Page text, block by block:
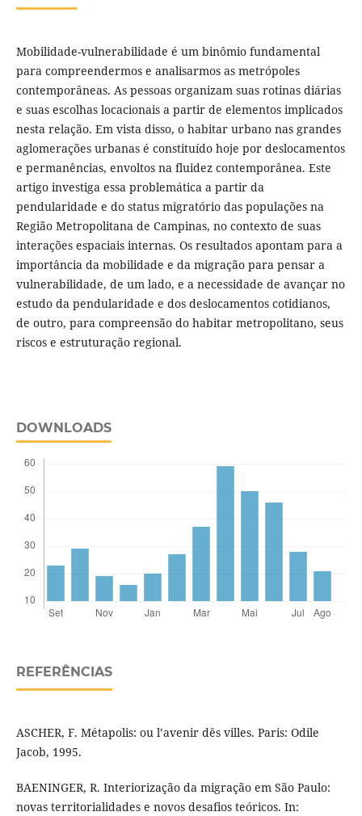
Mobilidade-vulnerabilidade é um binômio fundamental
para compreendermos e analisarmos as metrópoles
contemporâneas. As pessoas organizam suas rotinas diárias
e suas escolhas locacionais a partir de elementos implicados
nesta relação. Em vista disso, o habitar urbano nas grandes
aglomerações urbanas é constituído hoje por deslocamentos
e permanências, envoltos na fluidez contemporânea. Este
artigo investiga essa problemática a partir da
pendularidade e do status migratório das populações na
Região Metropolitana de Campinas, no contexto de suas
interações espaciais internas. Os resultados apontam para a
importância da mobilidade e da migração para pensar a
vulnerabilidade, de um lado, e a necessidade de avançar no
estudo da pendularidade e dos deslocamentos cotidianos,
de outro, para compreensão do habitar metropolitano, seus
riscos e estruturação regional.
DOWNLOADS
REFERÊNCIAS
ASCHER, F. Métapolis: ou l’avenir dês villes. Paris: Odile
Jacob, 1995.
BAENINGER, R. Interiorização da migração em São Paulo:
novas territorialidades e novos desafios teóricos. In: